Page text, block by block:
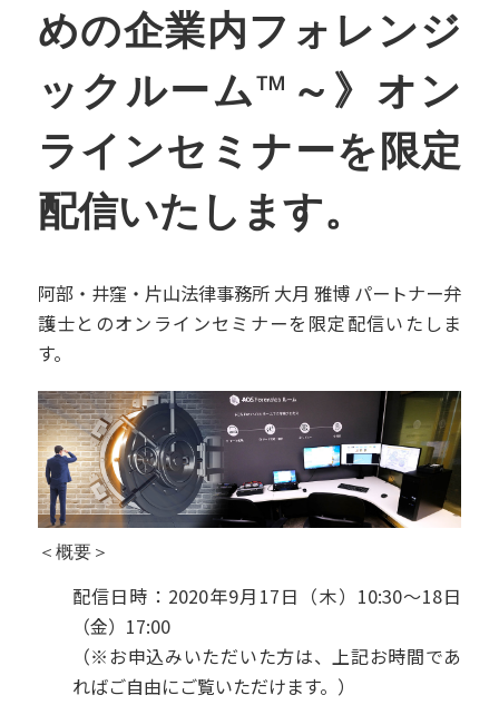
めの企業内フォレンジ
ックルーム™～》オン
ラインセミナーを限定
配信いたします。
阿部・井窪・片山法律事務所 大月 雅博 パートナー弁
護士とのオンラインセミナーを限定配信いたしま
す。
＜概要＞
配信日時：2020年9月17日（木）10:30～18日
（金）17:00
（※お申込みいただいた方は、上記お時間であ
ればご自由にご覧いただけます。）